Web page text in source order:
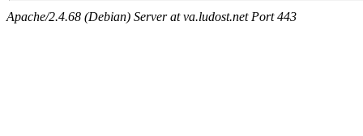
Apache/2.4.68 (Debian) Server at va.ludost.net Port 443